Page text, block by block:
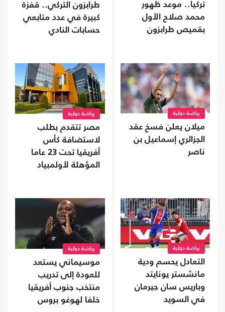
تركيا.. موعد ظهور
محمد صلاح الأول
بقميص طرابزون
طرابزون التركي.. قفزة
كبيرة في عدد متابعي
حسابات النادي
رياضة دولية
ميلان يعلن فسخ عقد
الجزائري إسماعيل بن
ناصر
رياضة دولية
مصر تتقدم بطلب
لاستضافة كأس
أفريقيا تحت 23 عاما
المؤهلة لأولمبياد
رياضة دولية
التعادل يحسم ودية
مانشستر يونايتد
وباريس سان جيرمان
في السويد
رياضة دولية
موسيماني يستعد
للعودة إلى تدريب
منتخب جنوب أفريقيا
خلفا لهوغو بروس